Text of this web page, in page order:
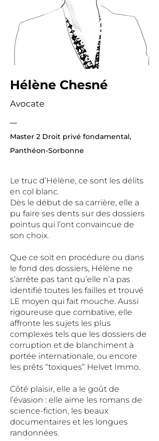
Hélène Chesné
Avocate
—
Master 2 Droit privé fondamental,
Panthéon-Sorbonne
Le truc d’Hélène, ce sont les délits
en col blanc.
Dès le début de sa carrière, elle a
pu faire ses dents sur des dossiers
pointus qui l’ont convaincue de
son choix.
Que ce soit en procédure ou dans
le fond des dossiers, Hélène ne
s’arrête pas tant qu’elle n’a pas
identifié toutes les failles et trouvé
LE moyen qui fait mouche. Aussi
rigoureuse que combative, elle
affronte les sujets les plus
complexes tels que les dossiers de
corruption et de blanchiment à
portée internationale, ou encore
les prêts “toxiques” Helvet Immo.
Côté plaisir, elle a le goût de
l’évasion : elle aime les romans de
science-fiction, les beaux
documentaires et les longues
randonnées.